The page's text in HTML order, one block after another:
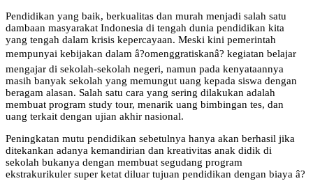
Pendidikan yang baik, berkualitas dan murah menjadi salah satu
dambaan masyarakat Indonesia di tengah dunia pendidikan kita
yang tengah dalam krisis kepercayaan. Meski kini pemerintah
mempunyai kebijakan dalam â?omenggratiskanâ? kegiatan belajar
mengajar di sekolah-sekolah negeri, namun pada kenyataannya
masih banyak sekolah yang memungut uang kepada siswa dengan
beragam alasan. Salah satu cara yang sering dilakukan adalah
membuat program study tour, menarik uang bimbingan tes, dan
uang terkait dengan ujian akhir nasional.
Peningkatan mutu pendidikan sebetulnya hanya akan berhasil jika
ditekankan adanya kemandirian dan kreativitas anak didik di
sekolah bukanya dengan membuat segudang program
ekstrakurikuler super ketat diluar tujuan pendidikan dengan biaya â?